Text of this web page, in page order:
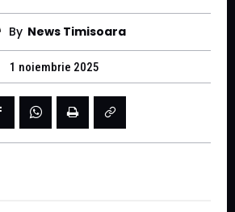
By News Timisoara
1 noiembrie 2025